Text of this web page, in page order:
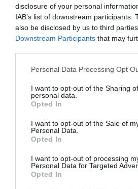
disclosure of your personal
IAB’s list of downstream participants.
also be disclosed by us to third
Downstream Participants that may
Personal Data Processing Opt
I want to opt-out of the Sharing
personal data.
Opted In
I want to opt-out of the Sale of
Personal Data.
Opted In
I want to opt-out of processing
Personal Data for Targeted
Opted In
Índex2P
Distrito
2Playbook Club